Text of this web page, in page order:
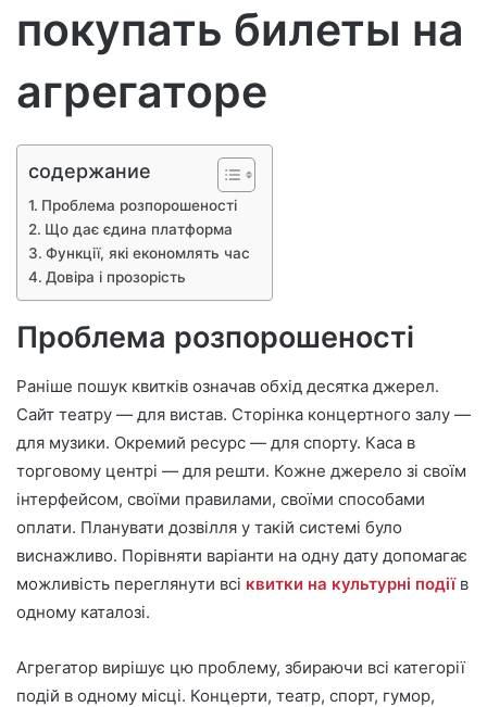
покупать билеты на
агрегаторе
содержание
Проблема розпорошеності
Що дає єдина платформа
Функції, які економлять час
Довіра і прозорість
Проблема розпорошеності
Раніше пошук квитків означав обхід десятка джерел.
Сайт театру — для вистав. Сторінка концертного залу —
для музики. Окремий ресурс — для спорту. Каса в
торговому центрі — для решти. Кожне джерело зі своїм
інтерфейсом, своїми правилами, своїми способами
оплати. Планувати дозвілля у такій системі було
виснажливо. Порівняти варіанти на одну дату допомагає
можливість переглянути всі квитки на культурні подіїв
одному каталозі.
Агрегатор вирішує цю проблему, збираючи всі категорії
подій в одному місці. Концерти, театр, спорт, гумор,